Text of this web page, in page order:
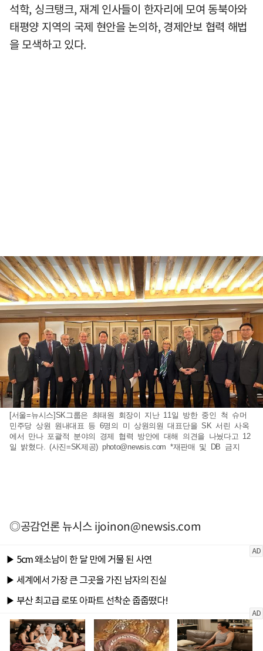
석학, 싱크탱크, 재계 인사들이 한자리에 모여 동북아와
태평양 지역의 국제 현안을 논의하, 경제안보 협력 해법
을 모색하고 있다.
[서울=뉴시스]SK그룹은 최태원 회장이 지난 11일 방한 중인 척 슈머
민주당 상원 원내대표 등 6명의 미 상원의원 대표단을 SK 서린 사옥
에서 만나 포괄적 분야의 경제 협력 방안에 대해 의견을 나눴다고 12
일 밝혔다. (사진=SK제공) photo@newsis.com *재판매 및 DB 금지
◎공감언론 뉴시스ijoinon@newsis.com